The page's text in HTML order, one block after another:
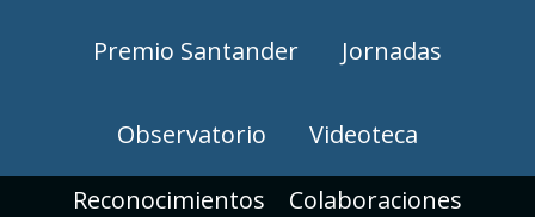
Premio Santander Jornadas
Observatorio Videoteca
Reconocimientos
Colaboraciones